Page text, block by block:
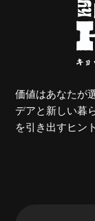
価値はあなたが
デアと新しい暮
を引き出すヒン